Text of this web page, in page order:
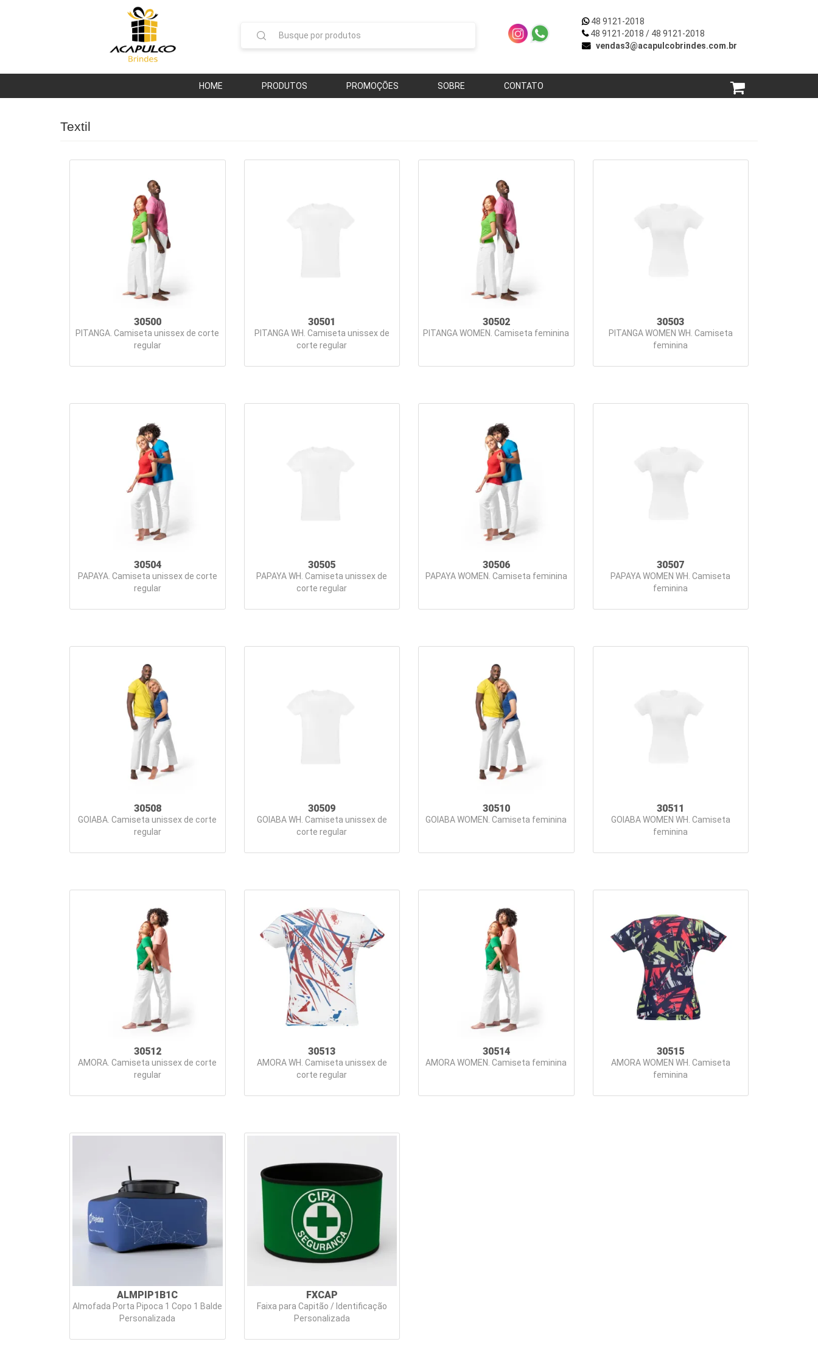
48 9121-2018
48 9121-2018 / 48 9121-2018
vendas3@acapulcobrindes.com.br
HOME PRODUTOS PROMOÇÕES SOBRE CONTATO
Textil
30500
PITANGA. Camiseta unissex de corte
regular
30501
PITANGA WH. Camiseta unissex de
corte regular
30502
PITANGA WOMEN. Camiseta feminina
30503
PITANGA WOMEN WH. Camiseta
feminina
30504
PAPAYA. Camiseta unissex de corte
regular
30505
PAPAYA WH. Camiseta unissex de
corte regular
30506
PAPAYA WOMEN. Camiseta feminina
30507
PAPAYA WOMEN WH. Camiseta
feminina
30508
GOIABA. Camiseta unissex de corte
regular
30509
GOIABA WH. Camiseta unissex de
corte regular
30510
GOIABA WOMEN. Camiseta feminina
30511
GOIABA WOMEN WH. Camiseta
feminina
30512
AMORA. Camiseta unissex de corte
regular
30513
AMORA WH. Camiseta unissex de
corte regular
30514
AMORA WOMEN. Camiseta feminina
30515
AMORA WOMEN WH. Camiseta
feminina
ALMPIP1B1C
Almofada Porta Pipoca 1 Copo 1 Balde
Personalizada
FXCAP
Faixa para Capitão / Identificação
Personalizada